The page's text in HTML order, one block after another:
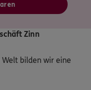
Zinn
bilden wir eine